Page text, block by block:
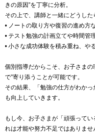
きの原因”を丁寧に分析。
その上で、講師と一緒にどうした
• ノートの取り方や復習の進め方
• テスト勉強の計画立てや時間管
• 小さな成功体験を積み重ね、や
個別指導だからこそ、お子さまの
で”寄り添うことが可能です。
その結果、「勉強の仕方がわか
も向上していきます。
もし今、お子さまが「頑張って
れは才能や努力不足ではありませ